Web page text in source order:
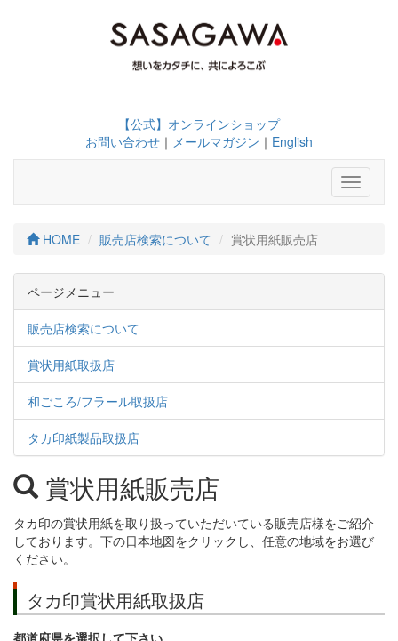
【公式】オンラインショップ
お問い合わせ ｜ メールマガジン ｜ English
Toggle
HOME 販売店検索について 賞状用紙販売店
ページメニュー
販売店検索について
賞状用紙取扱店
和ごころ/フラール取扱店
タカ印紙製品取扱店
賞状用紙販売店
タカ印の賞状用紙を取り扱っていただいている販売店様をご紹介
しております。下の日本地図をクリックし、任意の地域をお選び
ください。
タカ印賞状用紙取扱店